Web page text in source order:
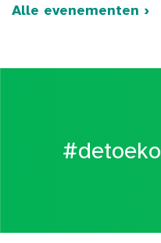
Alle evenementen ›